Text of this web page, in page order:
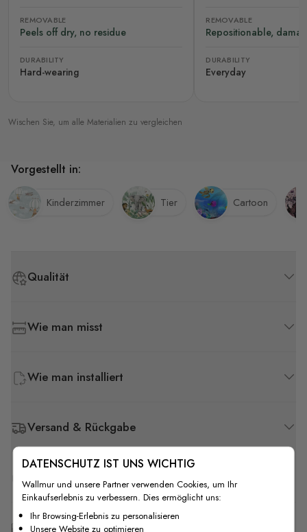
REMOVABLE
Peels off dry, no residue
DURABILITY
Hard-wearing
REMOVABLE
Repositionable,
DURABILITY
Everyday
Wischen Sie, um alle Materialien zu vergleichen
Qualität
Wie man misst
Wie man installiert
Versand & Rückgabe
F.A.Q
Kostenlose Anpassung
Vorgestellt in:
Kinderzimmer Tier Cartoon
DATENSCHUTZ IST UNS WICHTIG
Wallmur und unsere Partner verwenden Cookies, um Ihr
Einkaufserlebnis zu verbessern. Dies ermöglicht uns:
Ihr Browsing-Erlebnis zu personalisieren
Unsere Website zu optimieren